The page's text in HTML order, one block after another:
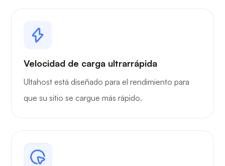
Velocidad de carga ultrarrápida
Ultahost está diseñado para el rendimiento para
que su sitio se cargue más rápido.